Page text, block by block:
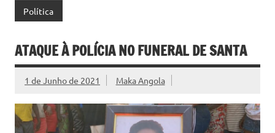
Política
ATAQUE À POLÍCIA NO FUNERAL DE SANTA
1 de Junho de 2021 Maka Angola